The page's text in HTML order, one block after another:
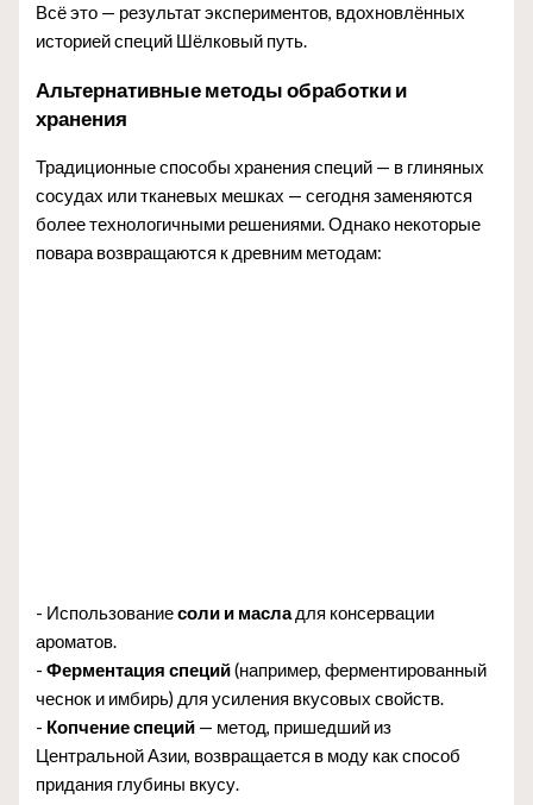
Всё это — результат экспериментов, вдохновлённых
историей специй Шёлковый путь.
Альтернативные методы обработки и
хранения
Традиционные способы хранения специй — в глиняных
сосудах или тканевых мешках — сегодня заменяются
более технологичными решениями. Однако некоторые
повара возвращаются к древним методам:
- Использованиесоли и масладля консервации
ароматов.
-Ферментация специй(например, ферментированный
чеснок и имбирь) для усиления вкусовых свойств.
- Копчение специй — метод, пришедший из
Центральной Азии, возвращается в моду как способ
придания глубины вкусу.